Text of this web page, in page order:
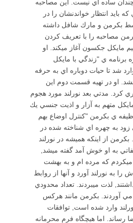
ساده اي نيست. اين مصاحبه
بايد انتظار خواندنشان را در
بكرمن و مارك شافل داشته
مصاحبه را با تعريف كردن
مايكل جكسون آغاز ميكند. او
برنامه ي "زندگي با مايكل
شد تا حيات دوباره اي به حرفه
او در تهيه قسمت دوم اين
كرد. مدتي بعد نورلند مورد هجوم
متهم به آزار و اذيت جنسي يك
ي بكرمن "كنترل اوضاع بهم
زود به چهره اي شناخته شده در
از اينكه هميشه در نورلند
به او خوش آمد گفته ميشد,
كه مرده ام و به بهشت
را به نورلند آورد و آنها از روابط
لذت ميبردند. تعداد محدودي
آوردند. بكرمن مانند هركس
وارد شده است, توافقات
رساند. اما هيچگاه فرم محرمانه